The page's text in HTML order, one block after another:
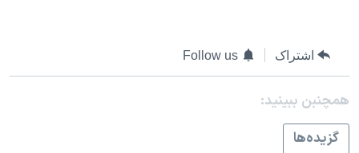
قانون شفافیت دارائی کادر رهبری ایران
اعتراضات مردمی آبان ۹۸
اشتراک Follow us
همچنبن ببینید:
گزيده‌ها